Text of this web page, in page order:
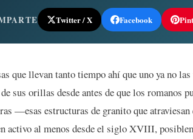
Twitter / X Facebook
que llevan tanto tiempo ahí que uno ya no
sus orillas desde antes de que los romanos
—esas estructuras de granito que
activo al menos desde el siglo XVIII,